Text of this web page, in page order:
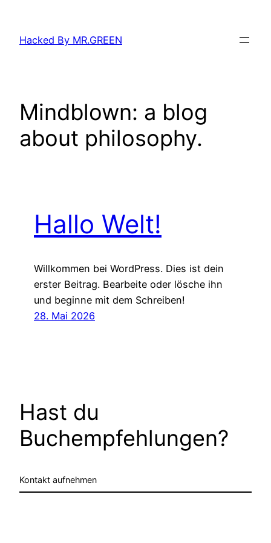
springen
Hacked By MR.GREEN
Mindblown: a blog
about philosophy.
Hallo Welt!
Willkommen bei WordPress. Dies ist dein
erster Beitrag. Bearbeite oder lösche ihn
und beginne mit dem Schreiben!
28. Mai 2026
Hast du
Buchempfehlungen?
Kontakt aufnehmen